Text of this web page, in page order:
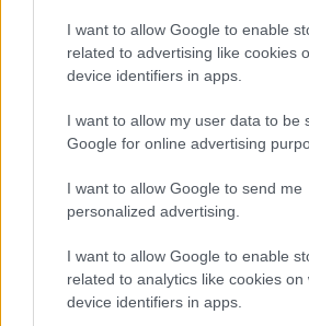
I want to allow Google to enable
related to advertising like cookies
device identifiers in apps.
I want to allow my user data to be
Google for online advertising
I want to allow Google to send me
personalized advertising.
I want to allow Google to enable
related to analytics like cookies on
device identifiers in apps.